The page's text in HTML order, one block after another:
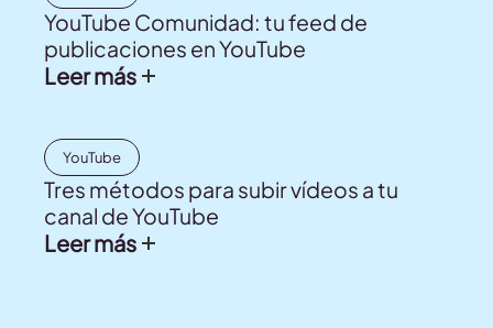
YouTube Comunidad: tu feed de
publicaciones en YouTube
Leer más
YouTube
Tres métodos para subir vídeos a tu
canal de YouTube
Leer más